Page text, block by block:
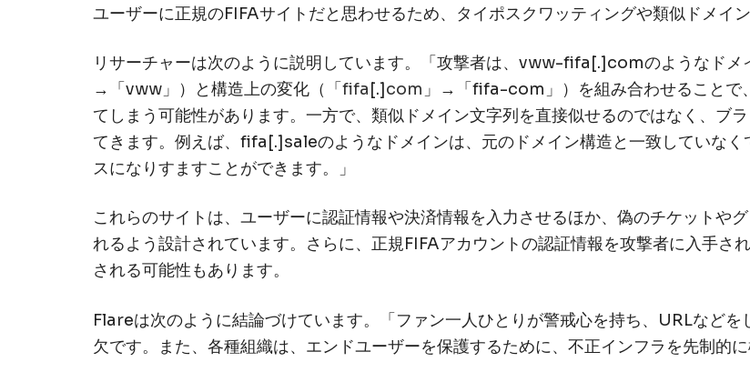
ユーザーに正規のFIFAサイトだと思わせるため、タイポスクワッティングや類似ドメイ
リサーチャーは次のように説明しています。「攻撃者は、vww-fifa[.]comのようなドメ
→「vww」）と構造上の変化（「 fifa[.]com 」→「fifa-com」）を組み合わせることで
てしまう可能性があります。一方で、類似ドメイン文字列を直接似せるのではなく、ブ
てきます。例えば、fifa[.]saleのようなドメインは、元のドメイン構造と一致していな
スになりすますことができます。」
これらのサイトは、ユーザーに認証情報や決済情報を入力させるほか、偽のチケットや
れるよう設計されています。さらに、正規FIFAアカウントの認証情報を攻撃者に入手さ
される可能性もあります。
Flareは次のように結論づけています。「ファン一人ひとりが警戒心を持ち、URLなど
欠です。また、各種組織は、エンドユーザーを保護するために、不正インフラを先制的